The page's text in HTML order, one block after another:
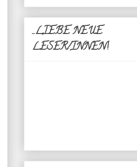
...LIEBE NEUE
LESER/INNEN!